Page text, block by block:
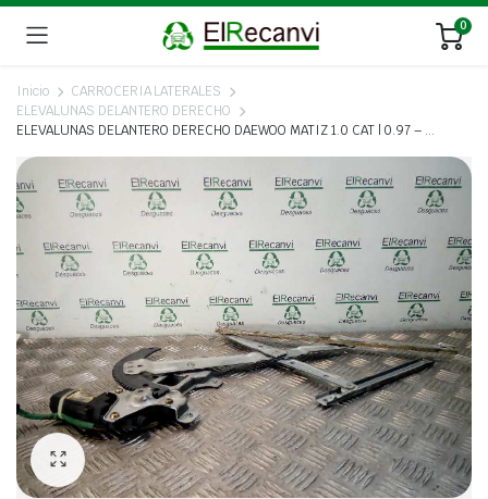
0
Inicio
CARROCERIA LATERALES
ELEVALUNAS DELANTERO DERECHO
ELEVALUNAS DELANTERO DERECHO DAEWOO MATIZ 1.0 CAT | 0.97 – …